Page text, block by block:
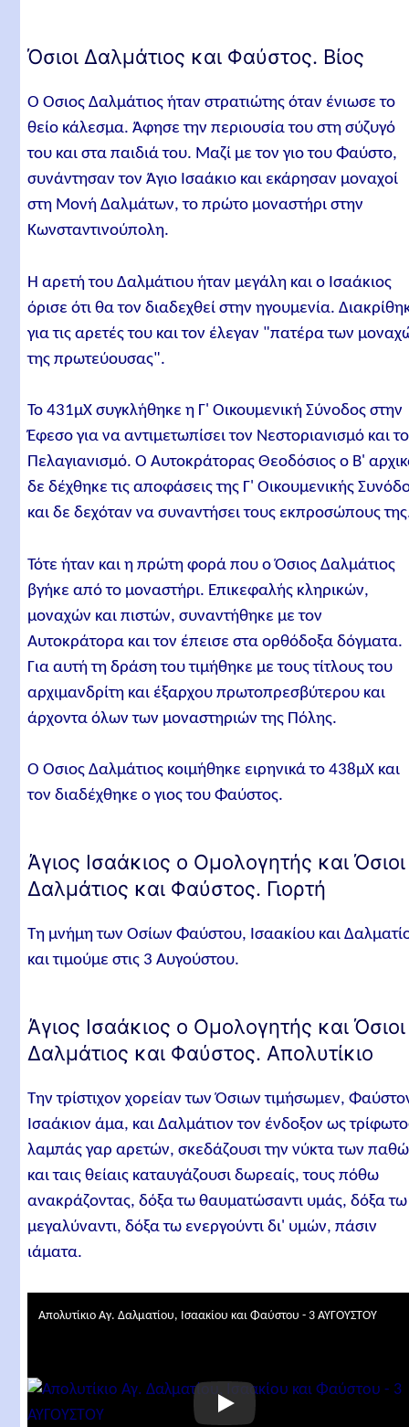
Όσιοι Δαλμάτιος και Φαύστος. Βίος
Ο Όσιος Δαλμάτιος ήταν στρατιώτης όταν ένιωσε το
θείο κάλεσμα. Άφησε την περιουσία του στη σύζυγό
του και στα παιδιά του. Μαζί με τον γιο του Φαύστο,
συνάντησαν τον Άγιο Ισαάκιο και εκάρησαν μοναχοί
στη Μονή Δαλμάτων, το πρώτο μοναστήρι στην
Κωνσταντινούπολη.
Η αρετή του Δαλμάτιου ήταν μεγάλη και ο Ισαάκιος
όρισε ότι θα τον διαδεχθεί στην ηγουμενία.
για τις αρετές του και τον έλεγαν "πατέρα των
της πρωτεύουσας".
Το 431μΧ συγκλήθηκε η Γ' Οικουμενική Σύνοδος στην
Έφεσο για να αντιμετωπίσει τον Νεστοριανισμό και
Πελαγιανισμό. Ο Αυτοκράτορας Θεοδόσιος ο Β'
δε δέχθηκε τις αποφάσεις της Γ' Οικουμενικής
και δε δεχόταν να συναντήσει τους εκπροσώπους
Τότε ήταν και η πρώτη φορά που ο Όσιος Δαλμάτιος
βγήκε από το μοναστήρι. Επικεφαλής κληρικών,
μοναχών και πιστών, συναντήθηκε με τον
Αυτοκράτορα και τον έπεισε στα ορθόδοξα δόγματα.
Για αυτή τη δράση του τιμήθηκε με τους τίτλους του
αρχιμανδρίτη και έξαρχου πρωτοπρεσβύτερου και
άρχοντα όλων των μοναστηριών της Πόλης.
Ο Όσιος Δαλμάτιος κοιμήθηκε ειρηνικά το 438μΧ και
τον διαδέχθηκε ο γιος του Φαύστος.
Άγιος Ισαάκιος ο Ομολογητής και Όσιοι
Δαλμάτιος και Φαύστος. Γιορτή
Τη μνήμη των Οσίων Φαύστου, Ισαακίου και
και τιμούμε στις 3 Αυγούστου.
Άγιος Ισαάκιος ο Ομολογητής και Όσιοι
Δαλμάτιος και Φαύστος. Απολυτίκιο
Την τρίστιχον χορείαν των Όσιων τιμήσωμεν,
Ισαάκιον άμα, και Δαλμάτιον τον ένδοξον ως
λαμπάς γαρ αρετών, σκεδάζουσι την νύκτα των
και ταις θείαις καταυγάζουσι δωρεαίς, τους πόθω
ανακράζοντας, δόξα τω θαυματώσαντι υμάς, δόξα τω
μεγαλύναντι, δόξα τω ενεργούντι δι' υμών, πάσιν
ιάματα.
Απολυτίκιο Αγ. Δαλματίου, Ισαακίου και Φαύστου - 3 ΑΥΓΟΥΣΤΟΥ